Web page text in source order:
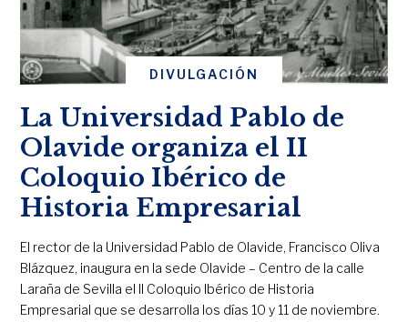
DIVULGACIÓN
La Universidad Pablo de
Olavide organiza el II
Coloquio Ibérico de
Historia Empresarial
El rector de la Universidad Pablo de Olavide, Francisco Oliva
Blázquez, inaugura en la sede Olavide – Centro de la calle
Laraña de Sevilla el II Coloquio Ibérico de Historia
Empresarial que se desarrolla los días 10 y 11 de noviembre.